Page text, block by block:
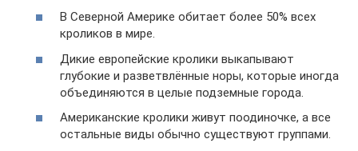
В Северной Америке обитает более 50% всех
кроликов в мире.
Дикие европейские кролики выкапывают
глубокие и разветвлённые норы, которые иногда
объединяются в целые подземные города.
Американские кролики живут поодиночке, а все
остальные виды обычно существуют группами.